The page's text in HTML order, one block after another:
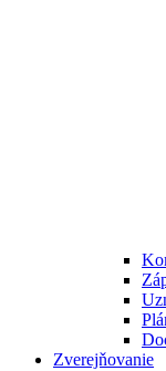
Zverejňovanie